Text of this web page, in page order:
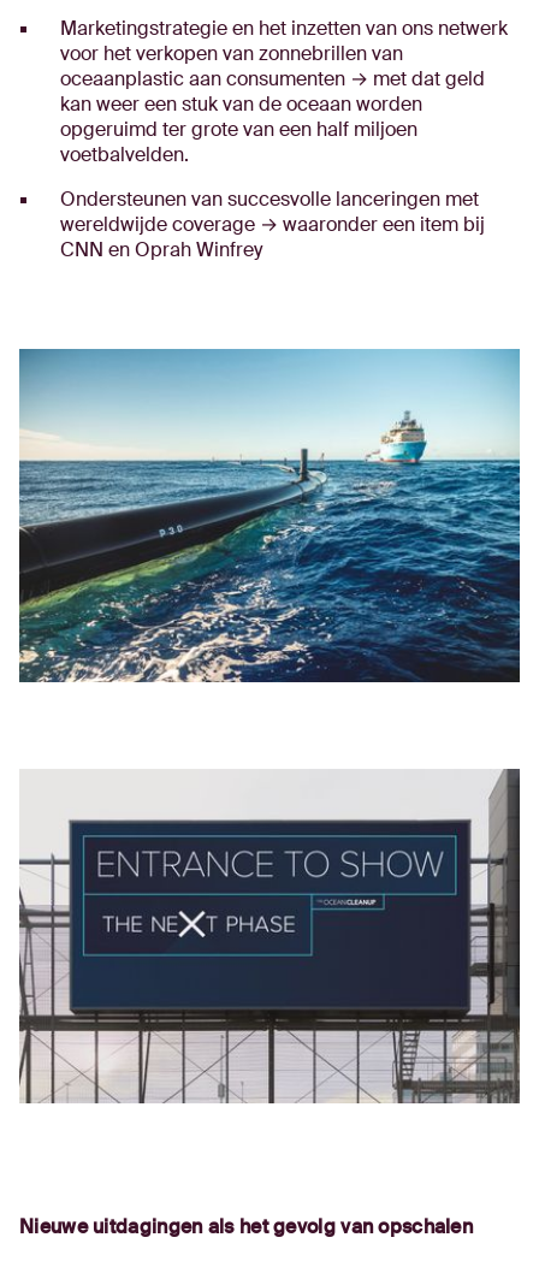
Marketingstrategie en het inzetten van ons netwerk
voor het verkopen van zonnebrillen van
oceaanplastic aan consumenten → met dat geld
kan weer een stuk van de oceaan worden
opgeruimd ter grote van een half miljoen
voetbalvelden.
Ondersteunen van succesvolle lanceringen met
wereldwijde coverage → waaronder een item bij
CNN en Oprah Winfrey
Nieuwe uitdagingen als het gevolg van opschalen